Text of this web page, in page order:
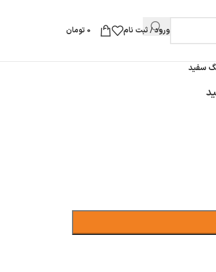
ورود / ثبت نام 0 تومان